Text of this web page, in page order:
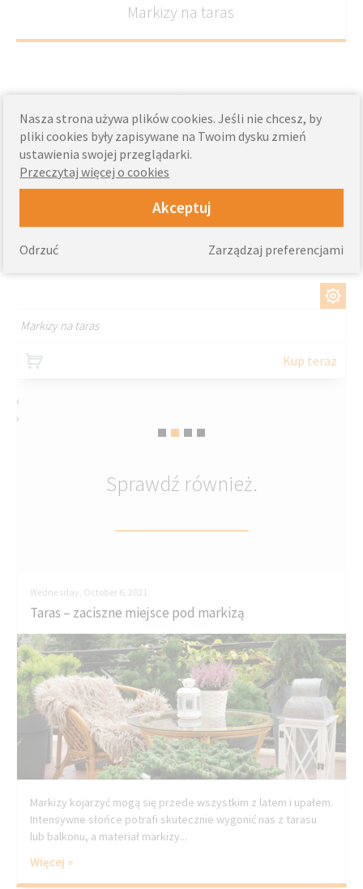
Markizy na taras
Markizy na taras
Kup teraz
‹
›
Sprawdź również.
Wednesday, October 6, 2021
Taras – zaciszne miejsce pod markizą
Markizy kojarzyć mogą się przede wszystkim z latem i upałem.
Intensywne słońce potrafi skutecznie wygonić nas z tarasu
lub balkonu, a materiał markizy...
Więcej »
Nasza strona używa plików cookies. Jeśli nie chcesz, by
pliki cookies były zapisywane na Twoim dysku zmień
ustawienia swojej przeglądarki.
Przeczytaj więcej o cookies
Akceptuj
Zarządzaj preferencjami
Odrzuć